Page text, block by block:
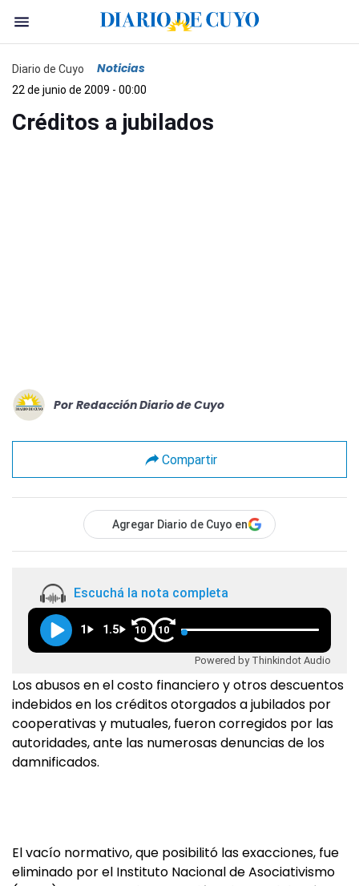
Diario de Cuyo Noticias
22 de junio de 2009 - 00:00
Créditos a jubilados
Por Redacción Diario de Cuyo
Compartir
Agregar Diario de Cuyo en
Escuchá la nota completa
1 1.5 10 10
Powered by Thinkindot Audio
Los abusos en el costo financiero y otros descuentos
indebidos en los créditos otorgados a jubilados por
cooperativas y mutuales, fueron corregidos por las
autoridades, ante las numerosas denuncias de los
damnificados.
El vacío normativo, que posibilitó las exacciones, fue
eliminado por el Instituto Nacional de Asociativismo